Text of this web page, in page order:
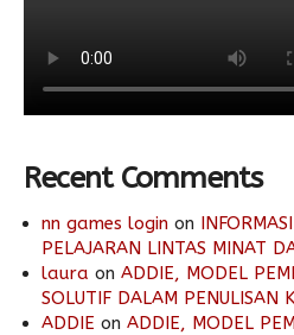
Recent Comments
nn games login on
PELAJARAN LINTAS MINAT
laura on ADDIE, MODEL
SOLUTIF DALAM PENULISAN
ADDIE on ADDIE, MODEL